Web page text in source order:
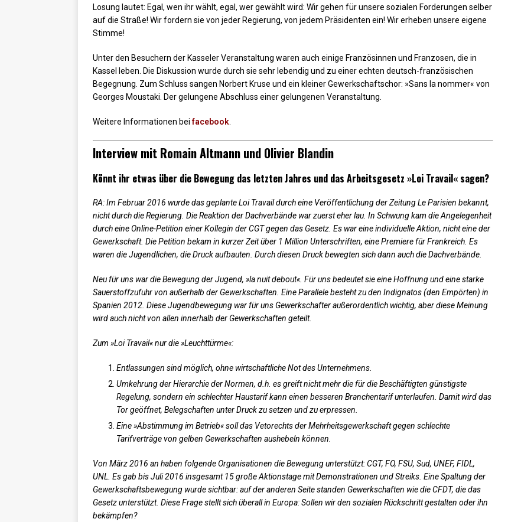
Losung lautet: Egal, wen ihr wählt, egal, wer gewählt wird: Wir gehen für unsere sozialen Forderungen selber
auf die Straße! Wir fordern sie von jeder Regierung, von jedem Präsidenten ein! Wir erheben unsere eigene
Stimme!
Unter den Besuchern der Kasseler Veranstaltung waren auch einige Französinnen und Franzosen, die in
Kassel leben. Die Diskussion wurde durch sie sehr lebendig und zu einer echten deutsch-französischen
Begegnung. Zum Schluss sangen Norbert Kruse und ein kleiner Gewerkschaftschor: »Sans la nommer« von
Georges Moustaki. Der gelungene Abschluss einer gelungenen Veranstaltung.
Weitere Informationen beifacebook
Interview mit Romain Altmann und Olivier Blandin
Könnt ihr etwas über die Bewegung das letzten Jahres und das Arbeitsgesetz »Loi Travail« sagen?
RA: Im Februar 2016 wurde das geplante Loi Travail durch eine Veröffentlichung der Zeitung Le Parisien bekannt,
nicht durch die Regierung. Die Reaktion der Dachverbände war zuerst eher lau. In Schwung kam die Angelegenheit
durch eine Online-Petition einer Kollegin der CGT gegen das Gesetz. Es war eine individuelle Aktion, nicht eine der
Gewerkschaft. Die Petition bekam in kurzer Zeit über 1 Million Unterschriften, eine Premiere für Frankreich. Es
waren die Jugendlichen, die Druck aufbauten. Durch diesen Druck bewegten sich dann auch die Dachverbände.
Neu für uns war die Bewegung der Jugend, »la nuit debout«. Für uns bedeutet sie eine Hoffnung und eine starke
Sauerstoffzufuhr von außerhalb der Gewerkschaften. Eine Parallele besteht zu den Indignatos (den Empörten) in
Spanien 2012. Diese Jugendbewegung war für uns Gewerkschafter außerordentlich wichtig, aber diese Meinung
wird auch nicht von allen innerhalb der Gewerkschaften geteilt.
Zum »Loi Travail« nur die »Leuchttürme«:
Entlassungen sind möglich, ohne wirtschaftliche Not des Unternehmens.
Umkehrung der Hierarchie der Normen, d.h. es greift nicht mehr die für die Beschäftigten günstigste
Regelung, sondern ein schlechter Haustarif kann einen besseren Branchentarif unterlaufen. Damit wird das
Tor geöffnet, Belegschaften unter Druck zu setzen und zu erpressen.
Eine »Abstimmung im Betrieb« soll das Vetorechts der Mehrheitsgewerkschaft gegen schlechte
Tarifverträge von gelben Gewerkschaften aushebeln können.
Von März 2016 an haben folgende Organisationen die Bewegung unterstützt: CGT, FO, FSU, Sud, UNEF, FIDL,
UNL. Es gab bis Juli 2016 insgesamt 15 große Aktionstage mit Demonstrationen und Streiks. Eine Spaltung der
Gewerkschaftsbewegung wurde sichtbar: auf der anderen Seite standen Gewerkschaften wie die CFDT, die das
Gesetz unterstützt. Diese Frage stellt sich überall in Europa: Sollen wir den sozialen Rückschritt gestalten oder ihn
bekämpfen?